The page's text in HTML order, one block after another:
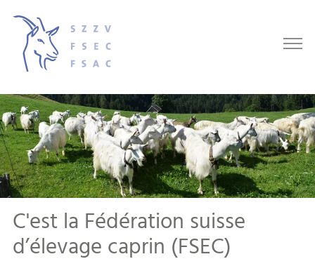
C'est la Fédération suisse
d’élevage caprin (FSEC)